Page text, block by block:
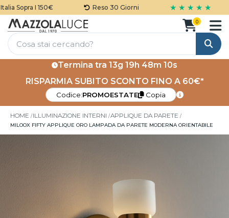
Sopra I 150€ Reso 30 Giorni ★ ★ ★ ★ ★
Cerca
0
Termina tra 13g 19h 48m 10s
RISPARMIA SUBITO SCONTO FINO A 60€*
Codice:PROMOESTATE Copia
HOME ILLUMINAZIONE INTERNI APPLIQUE DA PARETE
MILOOX FIFTY APPLIQUE ORO LAMPADA DA PARETE MODERNA ORIENTABILE